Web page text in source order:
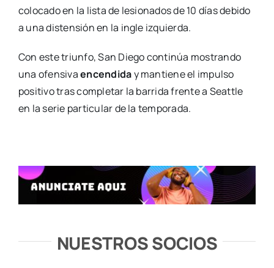
colocado en la lista de lesionados de 10 días debido
a una distensión en la ingle izquierda.
Con este triunfo, San Diego continúa mostrando
una ofensivaencendiday mantiene el impulso
positivo tras completar la barrida frente a Seattle
en la serie particular de la temporada.
NUESTROS SOCIOS